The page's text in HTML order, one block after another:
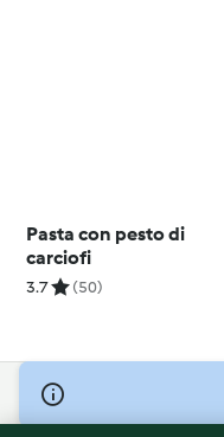
Pasta con pesto di
carciofi
3.7 (50)
© Copyright 2026